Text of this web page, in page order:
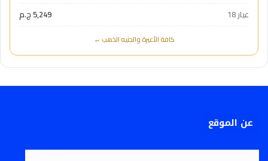
عيار 18
5,249 ج.م
كافة الأعيرة والجنيه الذهب ←
عن الموقع